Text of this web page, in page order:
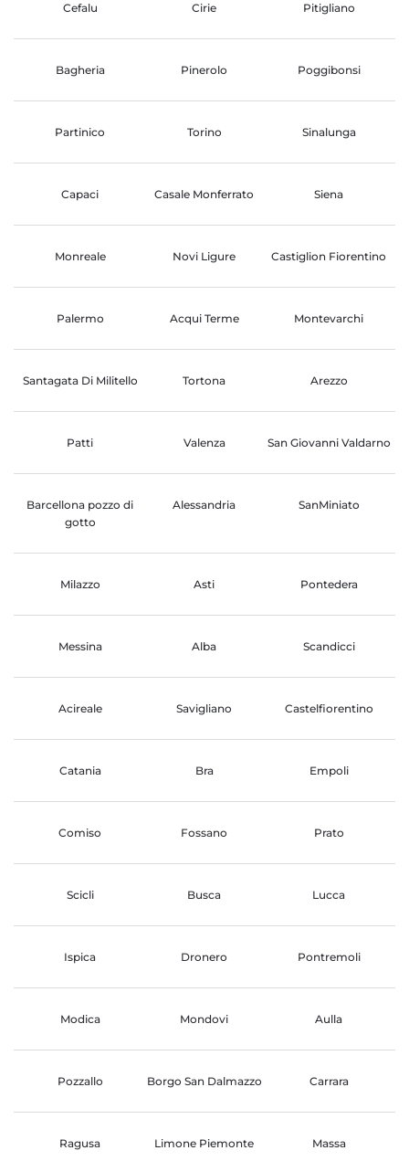
Cefalu Cirie Pitigliano
Bagheria Pinerolo Poggibonsi
Partinico Torino Sinalunga
Capaci Casale Monferrato Siena
Monreale Novi Ligure Castiglion Fiorentino
Palermo Acqui Terme Montevarchi
Santagata Di Militello Tortona Arezzo
Patti Valenza San Giovanni Valdarno
Barcellona pozzo di
gotto
Alessandria SanMiniato
Milazzo Asti Pontedera
Messina Alba Scandicci
Acireale Savigliano Castelfiorentino
Catania Bra Empoli
Comiso Fossano Prato
Scicli Busca Lucca
Ispica Dronero Pontremoli
Modica Mondovi Aulla
Pozzallo Borgo San Dalmazzo Carrara
Ragusa Limone Piemonte Massa